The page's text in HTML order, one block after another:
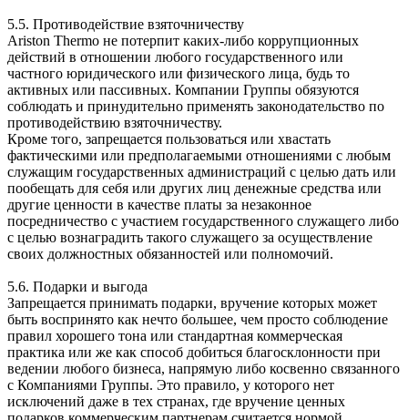
5.5. Противодействие взяточничеству
Ariston Thermo не потерпит каких-либо коррупционных
действий в отношении любого государственного или
частного юридического или физического лица, будь то
активных или пассивных. Компании Группы обязуются
соблюдать и принудительно применять законодательство по
противодействию взяточничеству.
Кроме того, запрещается пользоваться или хвастать
фактическими или предполагаемыми отношениями с любым
служащим государственных администраций с целью дать или
пообещать для себя или других лиц денежные средства или
другие ценности в качестве платы за незаконное
посредничество с участием государственного служащего либо
с целью вознаградить такого служащего за осуществление
своих должностных обязанностей или полномочий.
5.6. Подарки и выгода
Запрещается принимать подарки, вручение которых может
быть воспринято как нечто большее, чем просто соблюдение
правил хорошего тона или стандартная коммерческая
практика или же как способ добиться благосклонности при
ведении любого бизнеса, напрямую либо косвенно связанного
с Компаниями Группы. Это правило, у которого нет
исключений даже в тех странах, где вручение ценных